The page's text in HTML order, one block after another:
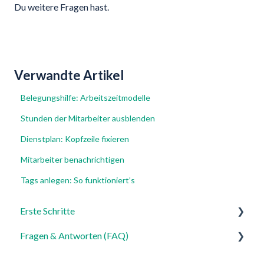
Du weitere Fragen hast.
Verwandte Artikel
Belegungshilfe: Arbeitszeitmodelle
Stunden der Mitarbeiter ausblenden
Dienstplan: Kopfzeile fixieren
Mitarbeiter benachrichtigen
Tags anlegen: So funktioniert’s
Erste Schritte
Für Admins
Fragen & Antworten (FAQ)